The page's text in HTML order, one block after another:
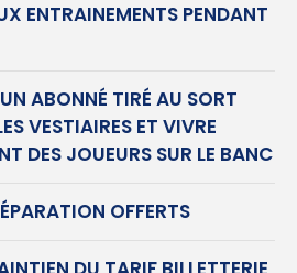
ENTRAINEMENTS PENDANT
ABONNÉ TIRÉ AU SORT
VESTIAIRES ET VIVRE
DES JOUEURS SUR LE BANC
OFFERTS